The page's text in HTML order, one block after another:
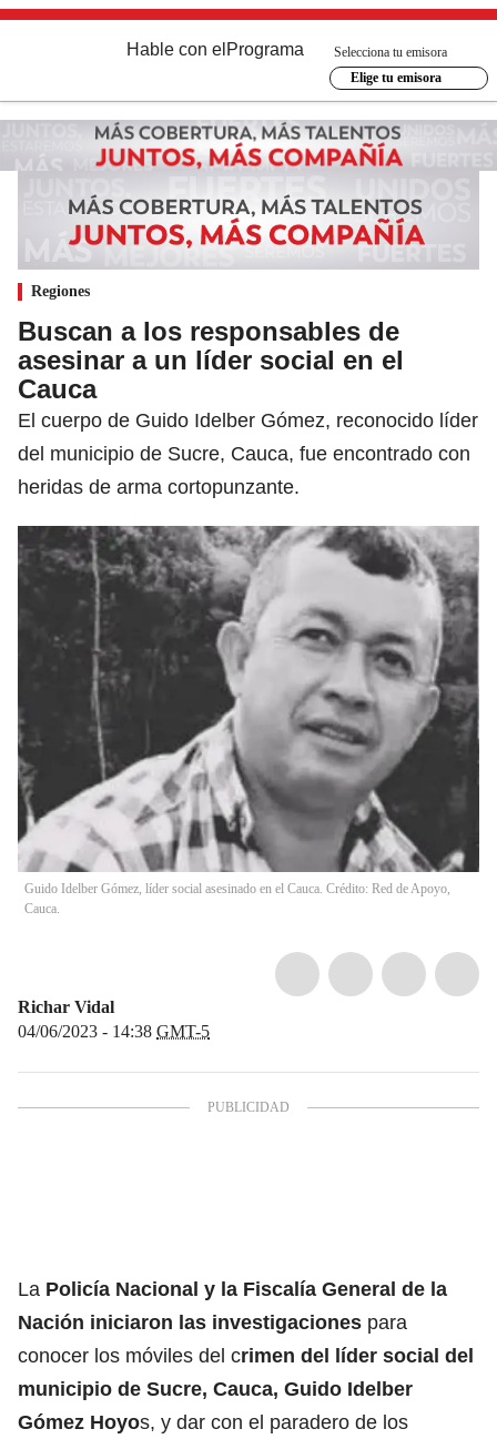
Hable con el Programa
Selecciona tu emisora
Elige tu emisora
Regiones
Buscan a los responsables de
asesinar a un líder social en el
Cauca
El cuerpo de Guido Idelber Gómez, reconocido líder
del municipio de Sucre, Cauca, fue encontrado con
heridas de arma cortopunzante.
Guido Idelber Gómez, líder social asesinado en el Cauca. Crédito: Red de Apoyo,
Cauca.
Richar Vidal
04/06/2023 - 14:38 GMT-5
La Policía Nacional y la Fiscalía General de la
Nación iniciaron las investigaciones para
conocer los móviles del crimen del líder social del
municipio de Sucre, Cauca, Guido Idelber
Gómez Hoyos, y dar con el paradero de los